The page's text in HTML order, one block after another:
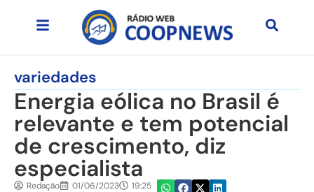
variedades
Energia eólica no Brasil é
relevante e tem potencial
de crescimento, diz
especialista
Redação 01/06/2023 19:25